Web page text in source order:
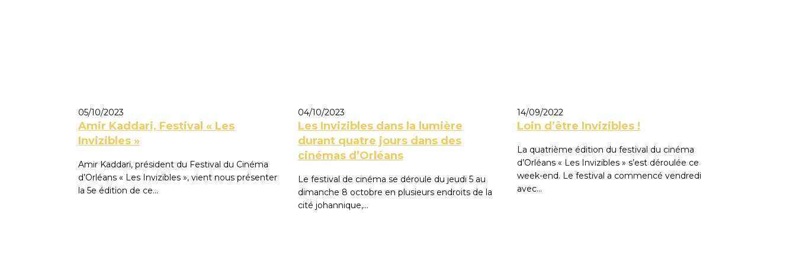
05/10/2023
Amir Kaddari, Festival « Les
Invizibles »
Amir Kaddari, président du Festival du Cinéma
d’Orléans « Les Invizibles », vient nous présenter
la 5e édition de ce…
04/10/2023
Les Invizibles dans la lumière
durant quatre jours dans des
cinémas d’Orléans
Le festival de cinéma se déroule du jeudi 5 au
dimanche 8 octobre en plusieurs endroits de la
cité johannique,…
14/09/2022
Loin d’être Invizibles !
La quatrième édition du festival du cinéma
d’Orléans « Les Invizibles » s’est déroulée ce
week-end. Le festival a commencé vendredi
avec…